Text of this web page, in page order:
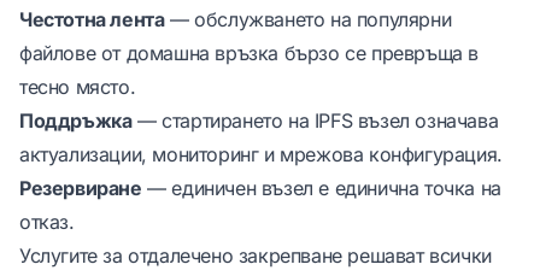
Честотна лента— обслужването на популярни
файлове от домашна връзка бързо се превръща в
тесно място.
Поддръжка— стартирането на IPFS възел означава
актуализации, мониторинг и мрежова конфигурация.
Резервиране — единичен възел е единична точка на
отказ.
Услугите за отдалечено закрепване решават всички